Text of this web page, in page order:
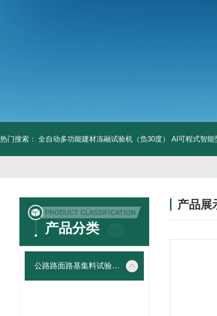
热门搜索： 全自动多功能建材冻融试验机（负30度） AI可程式智能
PRODUCT CLASSIFICATION
产品分类
公路路面路基集料试验仪器
产品展